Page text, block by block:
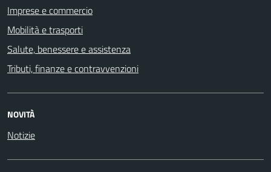
Imprese e commercio
Mobilità e trasporti
Salute, benessere e assistenza
Tributi, finanze e contravvenzioni
NOVITÀ
Notizie